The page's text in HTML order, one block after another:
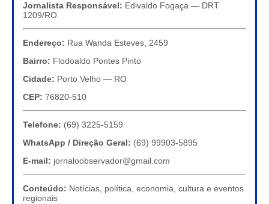
Jornalista Responsável: Edivaldo Fogaça — DRT
1209/RO
Endereço: Rua Wanda Esteves, 2459
Bairro: Flodoaldo Pontes Pinto
Cidade: Porto Velho — RO
CEP: 76820-510
Telefone: (69) 3225-5159
WhatsApp / Direção Geral: (69) 99903-5895
E-mail: jornaloobservador@gmail.com
Conteúdo: Notícias, política, economia, cultura e eventos
regionais